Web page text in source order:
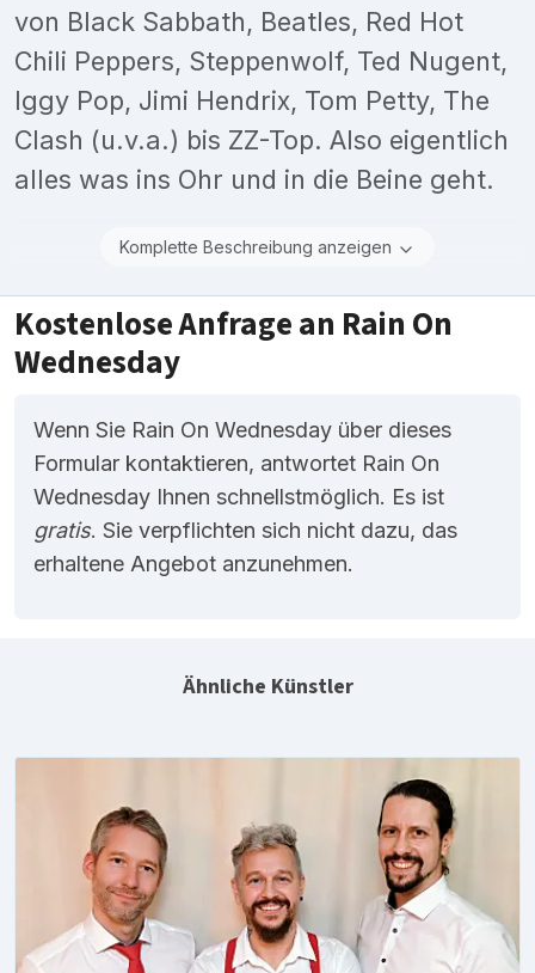
von Black Sabbath, Beatles, Red Hot
Chili Peppers, Steppenwolf, Ted Nugent,
Iggy Pop, Jimi Hendrix, Tom Petty, The
Clash (u.v.a.) bis ZZ-Top. Also eigentlich
alles was ins Ohr und in die Beine geht.
Komplette Beschreibung anzeigen
Kostenlose Anfrage an Rain On
Wednesday
Wenn Sie Rain On Wednesday über dieses
Formular kontaktieren, antwortet Rain On
Wednesday Ihnen schnellstmöglich. Es ist
gratis. Sie verpflichten sich nicht dazu, das
erhaltene Angebot anzunehmen.
Ähnliche Künstler